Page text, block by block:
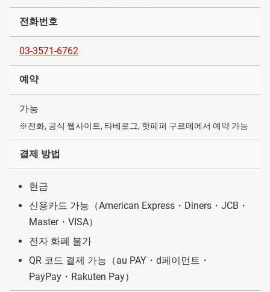
전화번호
03-3571-6762
예약
가능
※전화, 공식 웹사이트, 타베로그, 핫페퍼 구르메에서 예약 가능
결제 방법
현금
신용카드 가능（American Express・Diners・JCB・
Master・VISA）
전자 화폐 불가
QR 코드 결제 가능（au PAY・d페이먼트・
PayPay・Rakuten Pay）